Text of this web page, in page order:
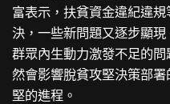
富表示，扶貧資金違紀違
決，一些新問題又逐步顯
群眾內生動力激發不足的
然會影響脫貧攻堅決策部
堅的進程。